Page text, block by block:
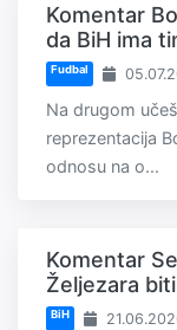
Komentar
da BiH ima
Fudbal
Na drugom
reprezentacija
odnosu na o...
Komentar
Željezara
BiH